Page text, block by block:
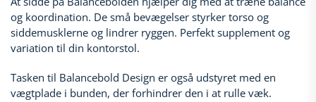
og koordination. De små bevægelser styrker torso og
siddemusklerne og lindrer ryggen. Perfekt supplement og
variation til din kontorstol.
Tasken til Balancebold Design er også udstyret med en
vægtplade i bunden, der forhindrer den i at rulle væk.